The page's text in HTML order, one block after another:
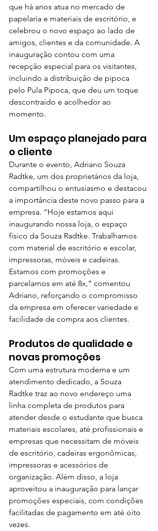
que há anos atua no mercado de
papelaria e materiais de escritório, e
celebrou o novo espaço ao lado de
amigos, clientes e da comunidade. A
inauguração contou com uma
recepção especial para os visitantes,
incluindo a distribuição de pipoca
pelo Pula Pipoca, que deu um toque
descontraído e acolhedor ao
momento.
Um espaço planejado para
o cliente
Durante o evento, Adriano Souza
Radtke, um dos proprietários da loja,
compartilhou o entusiasmo e destacou
a importância deste novo passo para a
empresa. “Hoje estamos aqui
inaugurando nossa loja, o espaço
físico da Souza Radtke. Trabalhamos
com material de escritório e escolar,
impressoras, móveis e cadeiras.
Estamos com promoções e
parcelamos em até 8x,” comentou
Adriano, reforçando o compromisso
da empresa em oferecer variedade e
facilidade de compra aos clientes.
Produtos de qualidade e
novas promoções
Com uma estrutura moderna e um
atendimento dedicado, a Souza
Radtke traz ao novo endereço uma
linha completa de produtos para
atender desde o estudante que busca
materiais escolares, até profissionais e
empresas que necessitam de móveis
de escritório, cadeiras ergonômicas,
impressoras e acessórios de
organização. Além disso, a loja
aproveitou a inauguração para lançar
promoções especiais, com condições
facilitadas de pagamento em até oito
vezes.